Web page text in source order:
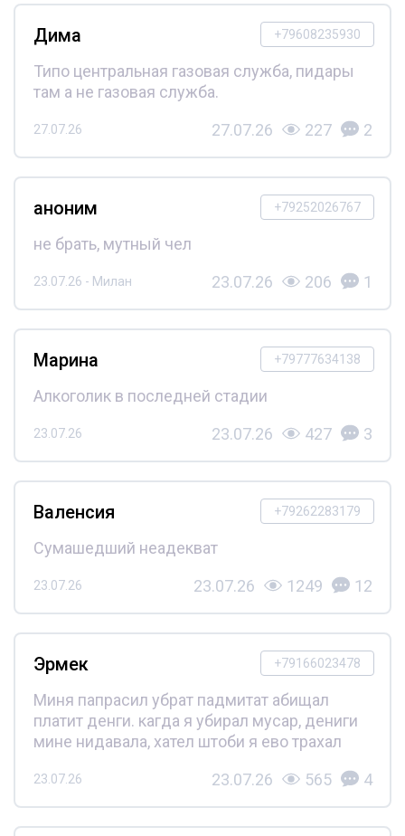
+79608235930
Дима
Типо центральная газовая служба, пидары
там а не газовая служба.
27.07.26 27.07.26 227 2
+79252026767
аноним
не брать, мутный чел
23.07.26 - Милан 23.07.26 206 1
+79777634138
Марина
Алкоголик в последней стадии
23.07.26 23.07.26 427 3
+79262283179
Валенсия
Сумашедший неадекват
23.07.26 23.07.26 1249 12
+79166023478
Эрмек
Миня папрасил убрат падмитат абищал
платит денги. кагда я убирал мусар, дениги
мине нидавала, хател штоби я ево трахал
23.07.26 23.07.26 565 4